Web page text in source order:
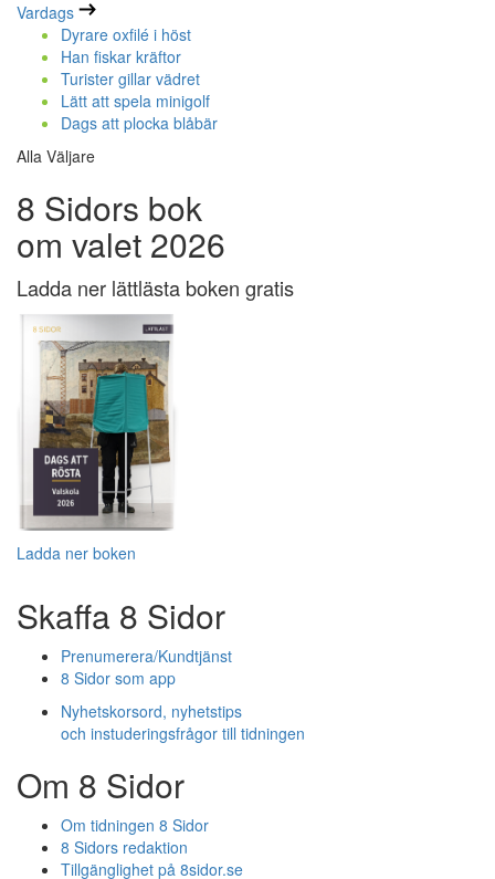
Vardags
Dyrare oxfilé i höst
Han fiskar kräftor
Turister gillar vädret
Lätt att spela minigolf
Dags att plocka blåbär
Alla Väljare
8 Sidors bok
om valet 2026
Ladda ner lättlästa boken gratis
Ladda ner boken
Skaffa 8 Sidor
Prenumerera/Kundtjänst
8 Sidor som app
Nyhetskorsord, nyhetstips
och instuderingsfrågor till tidningen
Om 8 Sidor
Om tidningen 8 Sidor
8 Sidors redaktion
Tillgänglighet på 8sidor.se